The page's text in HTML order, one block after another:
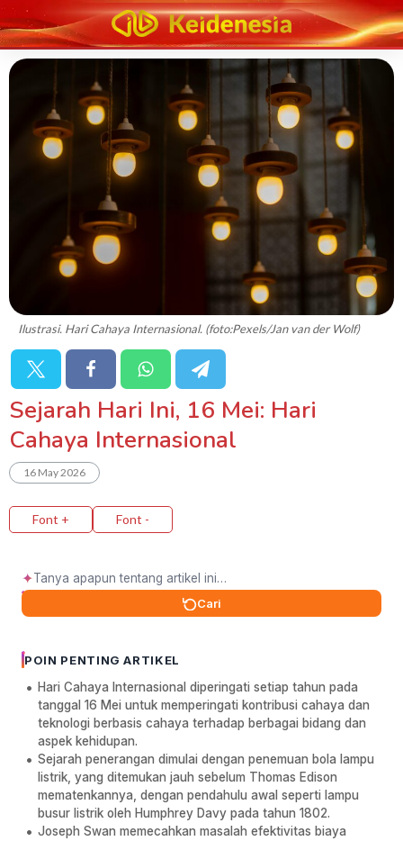
Ilustrasi. Hari Cahaya Internasional. (foto:Pexels/Jan van der Wolf)
Sejarah Hari Ini, 16 Mei: Hari
Cahaya Internasional
16 May 2026
Font + Font -
✦
Cari
POIN PENTING ARTIKEL
Hari Cahaya Internasional diperingati setiap tahun pada
tanggal 16 Mei untuk memperingati kontribusi cahaya dan
teknologi berbasis cahaya terhadap berbagai bidang dan
aspek kehidupan.
Sejarah penerangan dimulai dengan penemuan bola lampu
listrik, yang ditemukan jauh sebelum Thomas Edison
mematenkannya, dengan pendahulu awal seperti lampu
busur listrik oleh Humphrey Davy pada tahun 1802.
Joseph Swan memecahkan masalah efektivitas biaya